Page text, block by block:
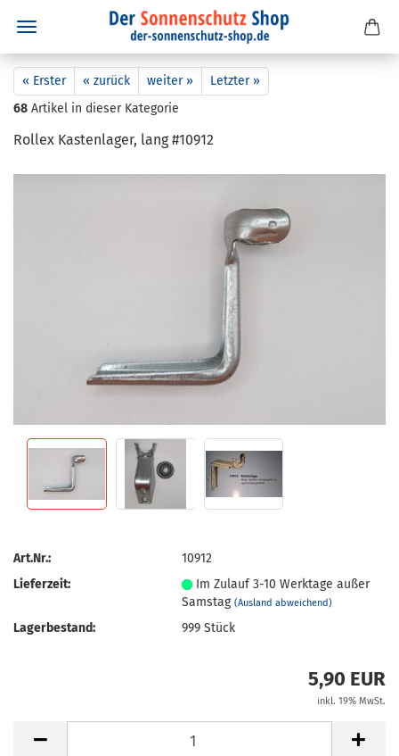
« Erster « zurück weiter »
Letzter »
68 Artikel in dieser Kategorie
Rollex Kas­ten­la­ger, lang #10912
Art.Nr.:
10912
Lieferzeit:
Im Zulauf 3-10 Werktage außer
Samstag(Ausland abweichend)
Lagerbestand: 999Stück
5,90 EUR
inkl. 19% MwSt.